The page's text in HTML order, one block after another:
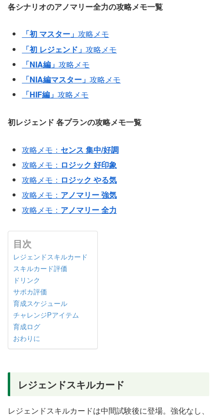
各シナリオのアノマリー全力の攻略メモ一覧
「初 マスター」攻略メモ
「初 レジェンド」攻略メモ
「NIA編」攻略メモ
「NIA編マスター」攻略メモ
「HIF編」攻略メモ
初レジェンド 各プランの攻略メモ一覧
攻略メモ： センス 集中/好調
攻略メモ： ロジック 好印象
攻略メモ： ロジック やる気
攻略メモ： アノマリー 強気
攻略メモ： アノマリー 全力
目次
レジェンドスキルカード
スキルカード評価
ドリンク
サポカ評価
育成スケジュール
チャレンジPアイテム
育成ログ
おわりに
レジェンドスキルカード
レジェンドスキルカードは中間試験後に登場。強化なし、